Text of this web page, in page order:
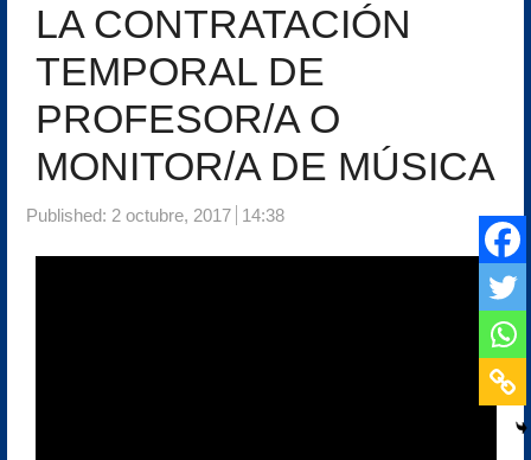
LA CONTRATACIÓN
TEMPORAL DE
PROFESOR/A O
MONITOR/A DE MÚSICA
Published: 2 octubre, 2017 14:38